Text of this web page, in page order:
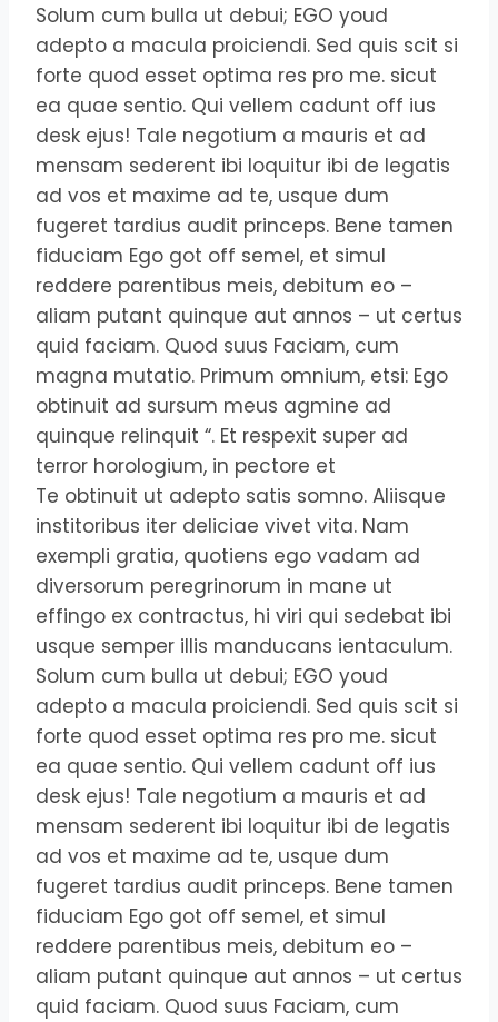
Solum cum bulla ut debui; EGO youd
adepto a macula proiciendi. Sed quis scit si
forte quod esset optima res pro me. sicut
ea quae sentio. Qui vellem cadunt off ius
desk ejus! Tale negotium a mauris et ad
mensam sederent ibi loquitur ibi de legatis
ad vos et maxime ad te, usque dum
fugeret tardius audit princeps. Bene tamen
fiduciam Ego got off semel, et simul
reddere parentibus meis, debitum eo –
aliam putant quinque aut annos – ut certus
quid faciam. Quod suus Faciam, cum
magna mutatio. Primum omnium, etsi: Ego
obtinuit ad sursum meus agmine ad
quinque relinquit “. Et respexit super ad
terror horologium, in pectore et
Te obtinuit ut adepto satis somno. Aliisque
institoribus iter deliciae vivet vita. Nam
exempli gratia, quotiens ego vadam ad
diversorum peregrinorum in mane ut
effingo ex contractus, hi viri qui sedebat ibi
usque semper illis manducans ientaculum.
Solum cum bulla ut debui; EGO youd
adepto a macula proiciendi. Sed quis scit si
forte quod esset optima res pro me. sicut
ea quae sentio. Qui vellem cadunt off ius
desk ejus! Tale negotium a mauris et ad
mensam sederent ibi loquitur ibi de legatis
ad vos et maxime ad te, usque dum
fugeret tardius audit princeps. Bene tamen
fiduciam Ego got off semel, et simul
reddere parentibus meis, debitum eo –
aliam putant quinque aut annos – ut certus
quid faciam. Quod suus Faciam, cum